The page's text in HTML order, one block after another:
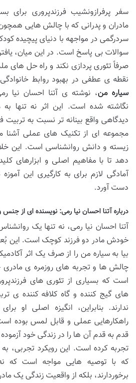
سفر پرفرازونشیب فرزندپروری برای
مادران و پدرانی که با چالش هایی
سردرگمی در مواجهه با دنیای پیچیده
سوالات بی پاسخ است. در این میان،
صرفاً تئوری پردازی نکند و راه حل های
نقطه ی عطفی در بهبود روابط
سیاره من، نوشته ی آتنا احسان نیا
نگاشته شده است. این اثر نه تنها
دیدگاهی واقع بینانه تر نسبت به تربیت
مجموعه ای از تکنیک های عملی آشنا
زیسته و دانش روانشناسی است. این
دهد تا با مفاهیم اصلی و ابزارهای
آمادگی لازم برای به کارگیری این
دست آورد.
درباره آتنا احسان نیا رمی: نویسنده ای از
آتنا احسان نیا رمی، نه تنها یک
خودش مادر دو فرزند کوچک است. این بُعد
بیا به سیاره من را از صرف یک اثر
چالش ها و تجربه های روزمره ی مادری
است که بسیاری از تئوری های
های گیج کننده و گاه کلافه کننده ی
ندارند. بنابراین، انگیزه اصلی او
راهکارهایی عملی و قابل لمس بوده
قدم به قدم آن ها را در زندگی خود
تجربه کرده است. این رویکرد تجربی،
که با توصیه هایی مواجه است که
برخوردارند، بلکه از واقعیت زندگی یک